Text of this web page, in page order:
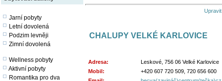
Jarní pobyty
Letní dovolená
Podzim levněji
Zimní dovolená
Wellness pobyty
Aktivní pobyty
Romantika pro dva
CHALUPY VELKÉ KARLOVICE
Adresa:
Leskové, 756 06 Velké Karlovice
Mobil:
+420 607 720 509, 720 656 600